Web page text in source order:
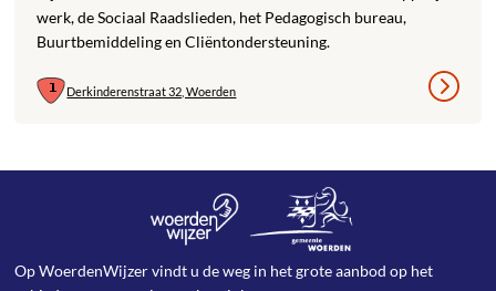
werk, de Sociaal Raadslieden, het Pedagogisch bureau,
Buurtbemiddeling en Cliëntondersteuning.
Derkinderenstraat 32, Woerden
Op WoerdenWijzer vindt u de weg in het grote aanbod op het